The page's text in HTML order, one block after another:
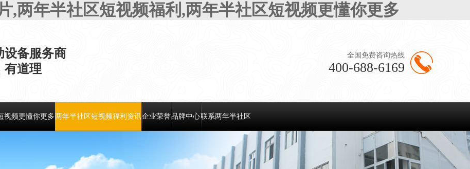
,两年半社区短视频福利,两年半社区短视频更懂你更多
设备服务商
，有道理
全国免费咨询热线
400-688-6169
视频更懂你更多两年半社区短视频福利资讯企业荣誉品牌中心联系两年半社区